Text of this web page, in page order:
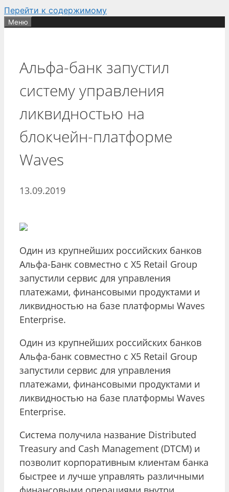
Перейти к содержимому
Меню
Альфа-банк запустил
систему управления
ликвидностью на
блокчейн-платформе
Waves
13.09.2019
Один из крупнейших российских банков
Альфа-Банк совместно с X5 Retail Group
запустили сервис для управления
платежами, финансовыми продуктами и
ликвидностью на базе платформы Waves
Enterprise.
Один из крупнейших российских банков
Альфа-банк совместно с X5 Retail Group
запустили сервис для управления
платежами, финансовыми продуктами и
ликвидностью на базе платформы Waves
Enterprise.
Система получила название Distributed
Treasury and Cash Management (DTCM) и
позволит корпоративным клиентам банка
быстрее и лучше управлять различными